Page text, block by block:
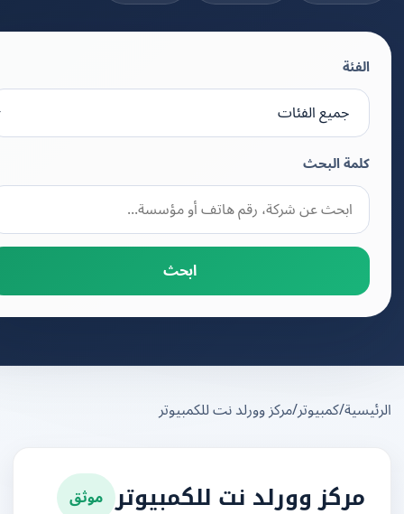
كلمة البحث
ابحث
/كمبيوتر/مركز وورلد نت للكمبيوتر
مركز وورلد نت للكمبيوتر موثق